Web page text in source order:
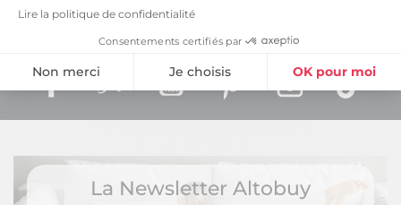
Lire la politique de confidentialité
Consentements certifiés par
Non merci Je choisis OK pour moi
Axeptio consent
Plateforme de Gestion du Consentement : Personnalisez vos
Facebook YouTube PinterestInstagram
La Newsletter Altobuy